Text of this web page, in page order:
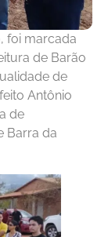
foi marcada
de Barão
de
Antônio
de
Barra da